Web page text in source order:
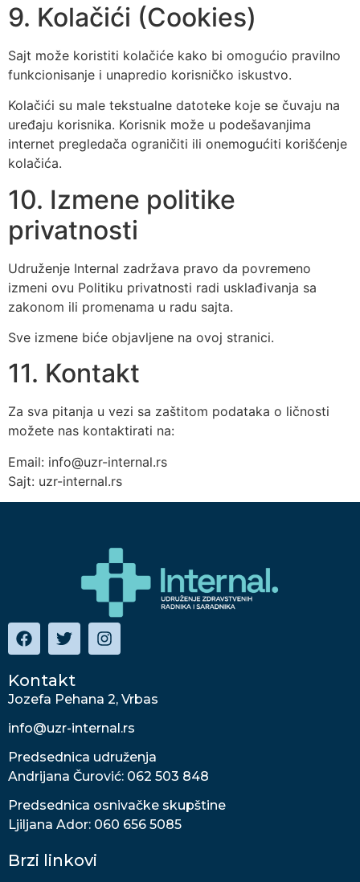
9. Kolačići (Cookies)
Sajt može koristiti kolačiće kako bi omogućio pravilno
funkcionisanje i unapredio korisničko iskustvo.
Kolačići su male tekstualne datoteke koje se čuvaju na
uređaju korisnika. Korisnik može u podešavanjima
internet pregledača ograničiti ili onemogućiti korišćenje
kolačića.
10. Izmene politike
privatnosti
Udruženje Internal zadržava pravo da povremeno
izmeni ovu Politiku privatnosti radi usklađivanja sa
zakonom ili promenama u radu sajta.
Sve izmene biće objavljene na ovoj stranici.
11. Kontakt
Za sva pitanja u vezi sa zaštitom podataka o ličnosti
možete nas kontaktirati na:
Email: info@uzr-internal.rs
Sajt: uzr-internal.rs
Kontakt
Jozefa Pehana 2, Vrbas
info@uzr-internal.rs
Predsednica udruženja
Andrijana Čurović: 062 503 848
Predsednica osnivačke skupštine
Ljiljana Ador: 060 656 5085
Brzi linkovi